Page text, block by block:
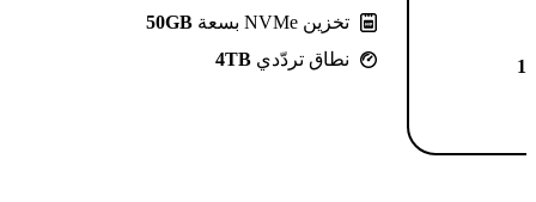
تخزين NVMe بسعة
50GB
نطاق تردّدي 4TB